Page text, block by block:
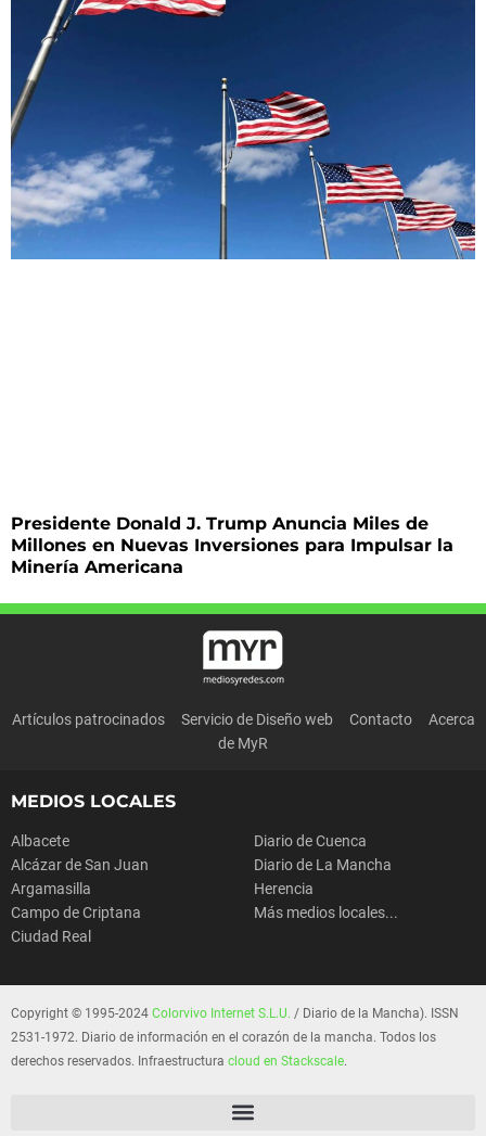
Presidente Donald J. Trump Anuncia Miles de
Millones en Nuevas Inversiones para Impulsar la
Minería Americana
Artículos patrocinados Servicio de Diseño web Contacto
Acerca
de MyR
MEDIOS LOCALES
Albacete
Alcázar de San Juan
Argamasilla
Campo de Criptana
Ciudad Real
Diario de Cuenca
Diario de La Mancha
Herencia
Más medios locales...
Copyright © 1995-2024 Colorvivo Internet S.L.U. / Diario de la Mancha). ISSN
2531-1972. Diario de información en el corazón de la mancha. Todos los
derechos reservados. Infraestructura cloud en Stackscale.